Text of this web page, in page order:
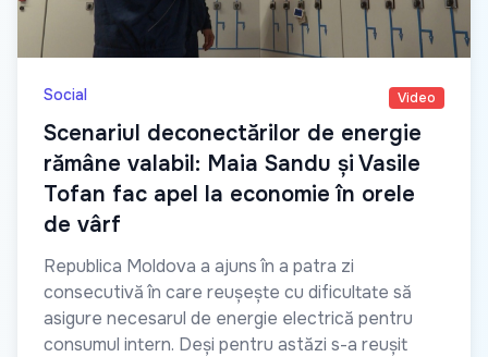
Social Video
Scenariul deconectărilor de energie
rămâne valabil: Maia Sandu și Vasile
Tofan fac apel la economie în orele
de vârf
Republica Moldova a ajuns în a patra zi
consecutivă în care reușește cu dificultate să
asigure necesarul de energie electrică pentru
consumul intern. Deși pentru astăzi s-a reușit